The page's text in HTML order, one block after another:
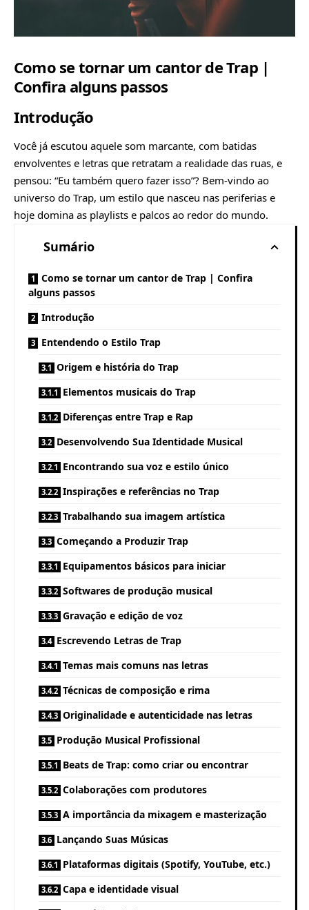
Como se tornar um cantor de Trap |
Confira alguns passos
Introdução
Você já escutou aquele som marcante, com batidas
envolventes e letras que retratam a realidade das ruas, e
pensou: “Eu também quero fazer isso”? Bem-vindo ao
universo do Trap, um estilo que nasceu nas periferias e
hoje domina as playlists e palcos ao redor do mundo.
Sumário
Como se tornar um cantor de Trap | Confira
alguns passos
Introdução
Entendendo o Estilo Trap
Origem e história do Trap
Elementos musicais do Trap
Diferenças entre Trap e Rap
Desenvolvendo Sua Identidade Musical
Encontrando sua voz e estilo único
Inspirações e referências no Trap
Trabalhando sua imagem artística
Começando a Produzir Trap
Equipamentos básicos para iniciar
Softwares de produção musical
Gravação e edição de voz
Escrevendo Letras de Trap
Temas mais comuns nas letras
Técnicas de composição e rima
Originalidade e autenticidade nas letras
Produção Musical Profissional
Beats de Trap: como criar ou encontrar
Colaborações com produtores
A importância da mixagem e masterização
Lançando Suas Músicas
Plataformas digitais (Spotify, YouTube, etc.)
Capa e identidade visual